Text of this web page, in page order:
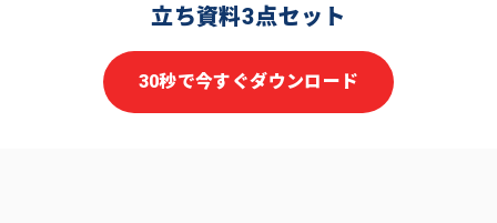
立ち資料3点セット
30秒で今すぐダウンロード